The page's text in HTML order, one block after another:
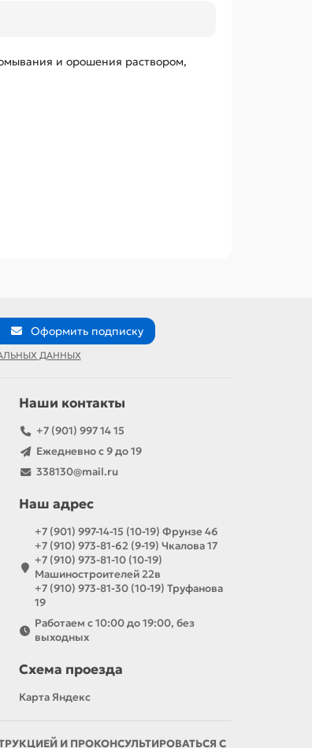
и орошения раствором,
Оформить подписку
ДАННЫХ
Наши контакты
+7 (901) 997 14 15
Ежедневно с 9 до 19
338130@mail.ru
Наш адрес
+7 (901) 997-14-15 (10-19) Фрунзе 46
+7 (910) 973-81-62 (9-19) Чкалова 17
+7 (910) 973-81-10 (10-19)
Машиностроителей 22в
+7 (910) 973-81-30 (10-19) Труфанова
19
Работаем с 10:00 до 19:00, без
выходных
Схема проезда
Карта Яндекс
И ПРОКОНСУЛЬТИРОВАТЬСЯ С